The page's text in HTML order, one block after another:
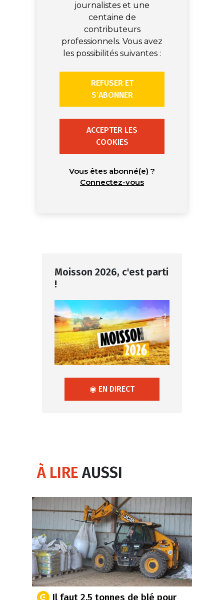
journalistes et une
centaine de
contributeurs
professionnels. Vous avez
les possibilités suivantes :
REFUSER ET
S’ABONNER
ACCEPTER LES
COOKIES
Vous êtes abonné(e) ?
Connectez-vous
Moisson 2026, c'est parti
!
◉ EN DIRECT
À LIREAUSSI
Il faut 2,5 tonnes de blé pour